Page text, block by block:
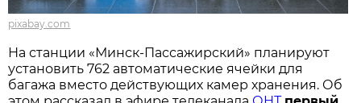
pixabay.com
На станции «Минск-Пассажирский» планируют
установить 762 автоматические ячейки для
багажа вместо действующих камер хранения. Об